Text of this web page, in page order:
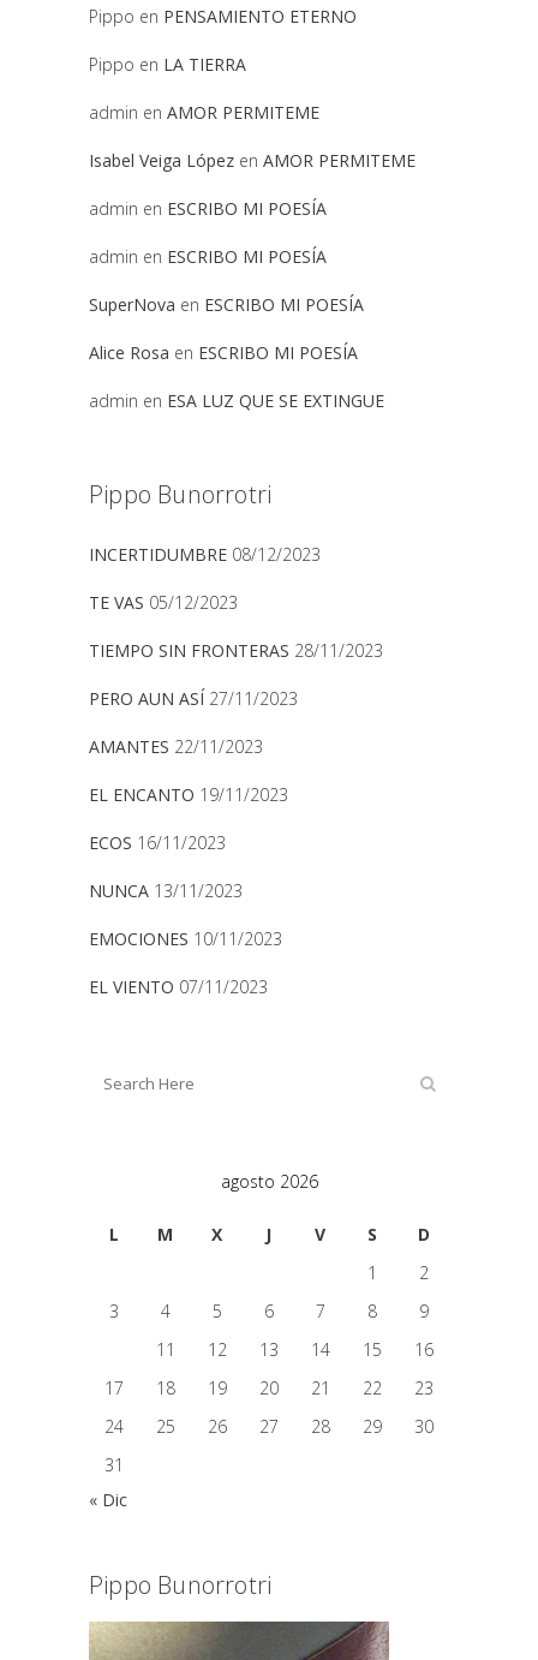
Pippo en PENSAMIENTO ETERNO
Pippo en LA TIERRA
admin en AMOR PERMITEME
Isabel Veiga López en AMOR PERMITEME
admin en ESCRIBO MI POESÍA
admin en ESCRIBO MI POESÍA
SuperNova en ESCRIBO MI POESÍA
Alice Rosa en ESCRIBO MI POESÍA
admin en ESA LUZ QUE SE EXTINGUE
Pippo Bunorrotri
INCERTIDUMBRE 08/12/2023
TE VAS 05/12/2023
TIEMPO SIN FRONTERAS 28/11/2023
PERO AUN ASÍ 27/11/2023
AMANTES 22/11/2023
EL ENCANTO 19/11/2023
ECOS 16/11/2023
NUNCA 13/11/2023
EMOCIONES 10/11/2023
EL VIENTO 07/11/2023
agosto 2026
L M X J V S
D
1
2
3
4 5 6 7 8
9
11 12 13 14 15
16
17
18 19 20 21 22
23
24
25 26 27 28 29
30
31
« Dic
Pippo Bunorrotri